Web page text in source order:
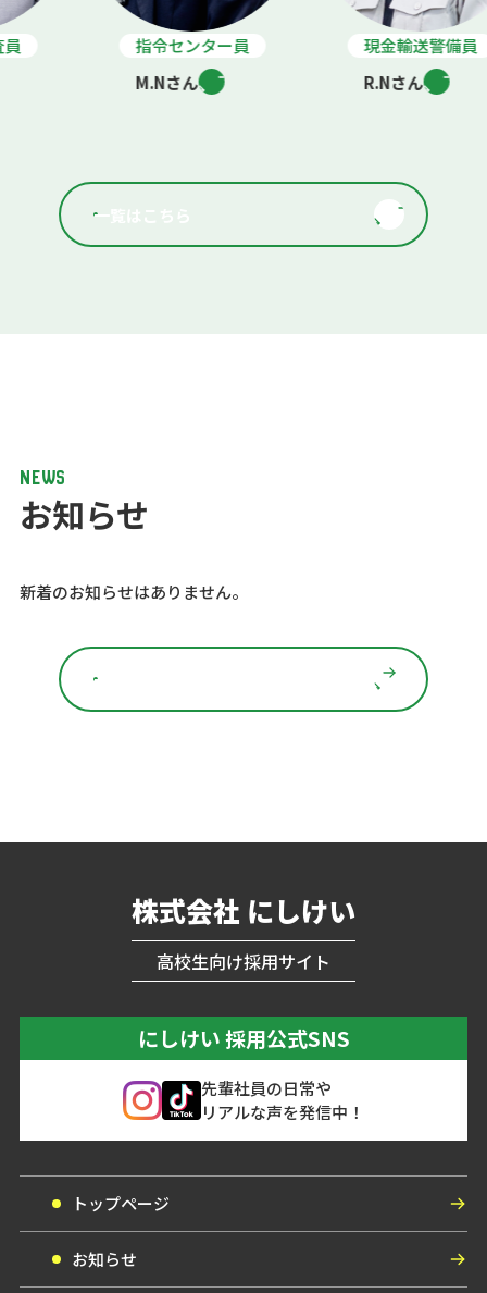
指令センター員
M.Nさん
現金輸送警備員
R.Nさん
一覧はこちら
NEWS
お知らせ
新着のお知らせはありません。
一覧はこちら
株式会社 にしけい
高校生向け採用サイト
にしけい 採用公式SNS
先輩社員の日常や
リアルな声を発信中！
トップページ
お知らせ